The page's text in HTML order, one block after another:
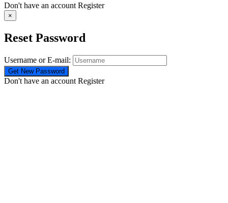
Don't have an account Register
×
Reset Password
Username or E-mail:
Don't have an account Register